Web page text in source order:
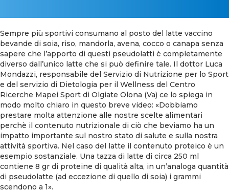
Sempre più sportivi consumano al posto del latte vaccino
bevande di soia, riso, mandorla, avena, cocco o canapa senza
sapere che l’apporto di questi pseudolatti è completamente
diverso dall’unico latte che si può definire tale. Il dottor Luca
Mondazzi, responsabile del Servizio di Nutrizione per lo Sport
e del servizio di Dietologia per il Wellness del Centro
Ricerche Mapei Sport di Olgiate Olona (Va) ce lo spiega in
modo molto chiaro in questo breve video: «Dobbiamo
prestare molta attenzione alle nostre scelte alimentari
perchè il contenuto nutrizionale di ciò che beviamo ha un
impatto importante sul nostro stato di salute e sulla nostra
attività sportiva. Nel caso del latte il contenuto proteico è un
esempio sostanziale. Una tazza di latte di circa 250 ml
contiene 8 gr di proteine di qualità alta, in un’analoga quantità
di pseudolatte (ad eccezione di quello di soia) i grammi
scendono a 1».